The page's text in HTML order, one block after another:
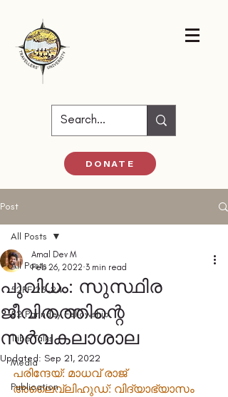
DONATE
Post
All Posts
52PF 23-24
52 Parindey Fellowship
Tribe Talks
Media
Publication
All Posts
പുവിധം: സുസ്ഥിര
ജീവിതത്തിന്റെ
സർവകലാശാല
Amal Dev M
Feb 26, 2022 3 min read
Updated: Sep 21, 2022
പരിന്ദേയ്: മാധവ് രാജ്
അലൈവ്ലിഹുഡ്: വിദ്യാഭ്യാസം